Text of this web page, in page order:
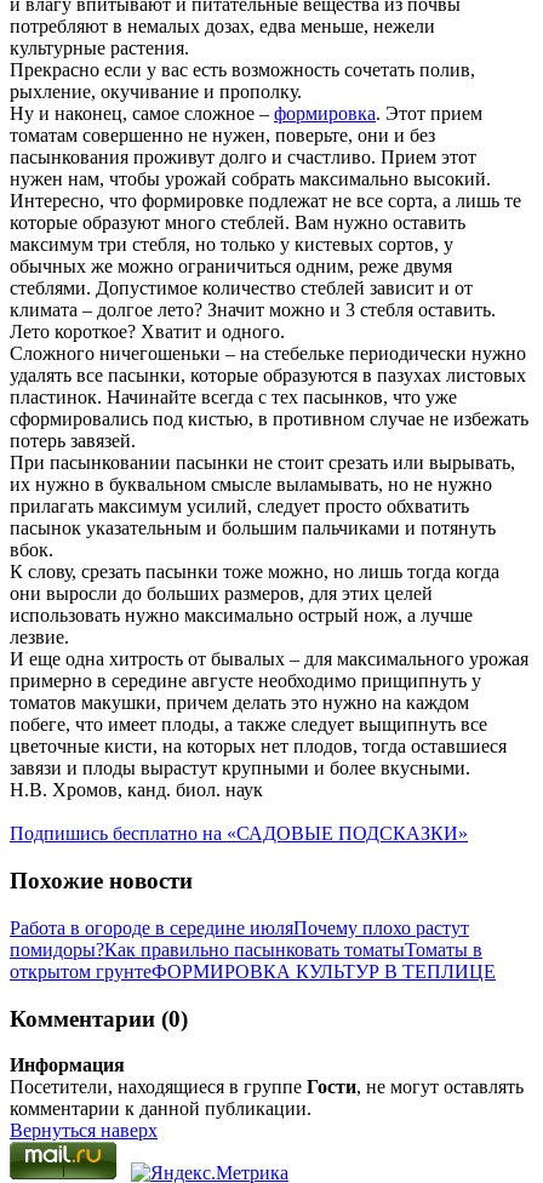
и влагу впитывают и питательные вещества из почвы
потребляют в немалых дозах, едва меньше, нежели
культурные растения.
Прекрасно если у вас есть возможность сочетать полив,
рыхление, окучивание и прополку.
Ну и наконец, самое сложное – формировка. Этот прием
томатам совершенно не нужен, поверьте, они и без
пасынкования проживут долго и счастливо. Прием этот
нужен нам, чтобы урожай собрать максимально высокий.
Интересно, что формировке подлежат не все сорта, а лишь те
которые образуют много стеблей. Вам нужно оставить
максимум три стебля, но только у кистевых сортов, у
обычных же можно ограничиться одним, реже двумя
стеблями. Допустимое количество стеблей зависит и от
климата – долгое лето? Значит можно и 3 стебля оставить.
Лето короткое? Хватит и одного.
Сложного ничегошеньки – на стебельке периодически нужно
удалять все пасынки, которые образуются в пазухах листовых
пластинок. Начинайте всегда с тех пасынков, что уже
сформировались под кистью, в противном случае не избежать
потерь завязей.
При пасынковании пасынки не стоит срезать или вырывать,
их нужно в буквальном смысле выламывать, но не нужно
прилагать максимум усилий, следует просто обхватить
пасынок указательным и большим пальчиками и потянуть
вбок.
К слову, срезать пасынки тоже можно, но лишь тогда когда
они выросли до больших размеров, для этих целей
использовать нужно максимально острый нож, а лучше
лезвие.
И еще одна хитрость от бывалых – для максимального урожая
примерно в середине августе необходимо прищипнуть у
томатов макушки, причем делать это нужно на каждом
побеге, что имеет плоды, а также следует выщипнуть все
цветочные кисти, на которых нет плодов, тогда оставшиеся
завязи и плоды вырастут крупными и более вкусными.
Н.В. Хромов, канд. биол. наук
Подпишись бесплатно на «САДОВЫЕ ПОДСКАЗКИ»
Похожие новости
Работа в огороде в середине июляПочему плохо растут
помидоры?Как правильно пасынковать томатыТоматы в
открытом грунтеФОРМИРОВКА КУЛЬТУР В ТЕПЛИЦЕ
Комментарии (0)
Информация
Посетители, находящиеся в группе Гости, не могут оставлять
комментарии к данной публикации.
Вернуться наверх